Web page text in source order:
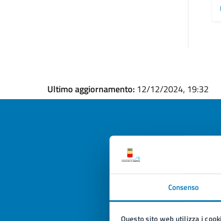
Consenso
Ultimo aggiornamento: 12/12/2024, 19:32
Valuta